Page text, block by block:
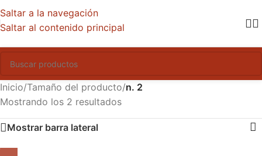
Saltar a la navegación
Saltar al contenido principal
Inicio/Tamaño del producto/n. 2
Mostrando los 2 resultados
Mostrar barra lateral